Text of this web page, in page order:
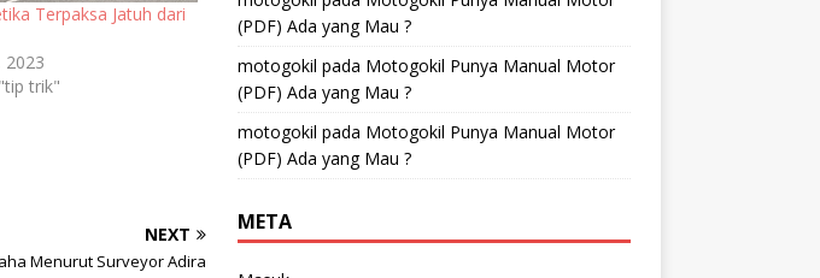
Terpaksa Jatuh dari
2023
trik"
NEXT
Menurut Surveyor Adira
(PDF) Ada yang Mau ?
motogokil pada Motogokil Punya Manual Motor
(PDF) Ada yang Mau ?
motogokil pada Motogokil Punya Manual Motor
(PDF) Ada yang Mau ?
META